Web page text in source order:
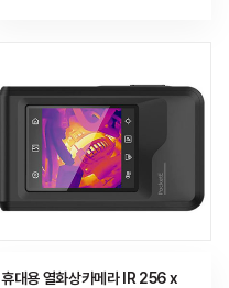
휴대용 열화상카메라 IR 256 x